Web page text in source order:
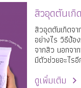
สิวอุดตันเกิ
สิวอุดตันเกิดจ
อย่างไร วิธีป้อ
จากสิว นอกจา
มีตัวช่วยอะไร
ดูเพิ่มเติม